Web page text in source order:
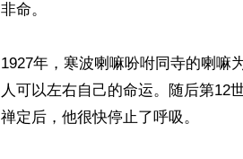
非命。
1927年，寒波喇嘛吩咐同寺的喇嘛
人可以左右自己的命运。随后第12
禅定后，他很快停止了呼吸。